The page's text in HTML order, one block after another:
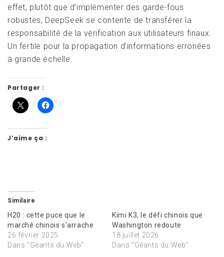
effet, plutôt que d’implémenter des garde-fous
robustes, DeepSeek se contente de transférer la
responsabilité de la vérification aux utilisateurs finaux.
Un fertile pour la propagation d’informations erronées
à grande échelle.
Partager :
J’aime ça :
Similaire
H20 : cette puce que le
marché chinois s’arrache
26 février 2025
Dans "Géants du Web"
Kimi K3, le défi chinois que
Washington redoute
18 juillet 2026
Dans "Géants du Web"